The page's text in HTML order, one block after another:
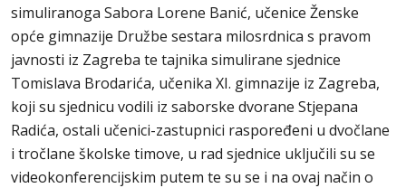
simuliranoga Sabora Lorene Banić, učenice Ženske
opće gimnazije Družbe sestara milosrdnica s pravom
javnosti iz Zagreba te tajnika simulirane sjednice
Tomislava Brodarića, učenika XI. gimnazije iz Zagreba,
koji su sjednicu vodili iz saborske dvorane Stjepana
Radića, ostali učenici-zastupnici raspoređeni u dvočlane
i tročlane školske timove, u rad sjednice uključili su se
videokonferencijskim putem te su se i na ovaj način o